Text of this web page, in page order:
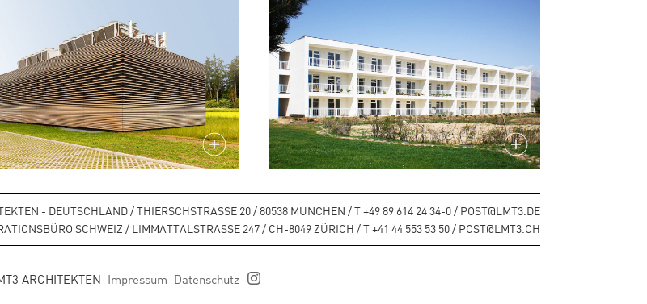
- DEUTSCHLAND / THIERSCHSTRASSE 20 / 80538 MÜNCHEN / T +49 89 614 24 34-0 / POST@LMT3.DE
SCHWEIZ / LIMMATTALSTRASSE 247 / CH-8049 ZÜRICH / T +41 44 553 53 50 / POST@LMT3.CH
ARCHITEKTEN Impressum Datenschutz